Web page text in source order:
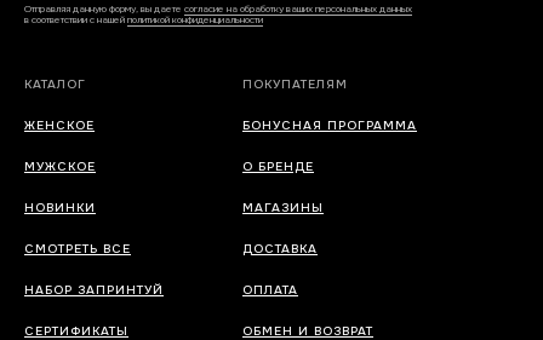
Отправляя данную форму, вы даете согласие на обработку ваших персональных данных
в соответствии с нашей политикой конфиденциальности
КАТАЛОГ
ЖЕНСКОЕ
МУЖСКОЕ
НОВИНКИ
СМОТРЕТЬ ВСЕ
НАБОР ЗАПРИНТУЙ
СЕРТИФИКАТЫ
ПОКУПАТЕЛЯМ
БОНУСНАЯ ПРОГРАММА
О БРЕНДЕ
МАГАЗИНЫ
ДОСТАВКА
ОПЛАТА
ОБМЕН И ВОЗВРАТ